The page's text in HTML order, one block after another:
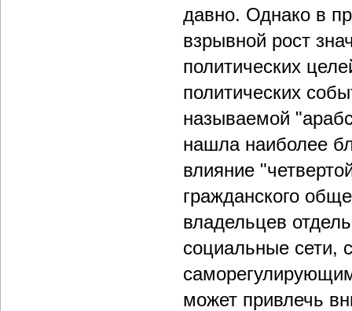
давно. Однако в
взрывной рост
политических
политических
называемой
нашла наиболее
влияние
гражданского
владельцев
социальные сети,
может привлечь